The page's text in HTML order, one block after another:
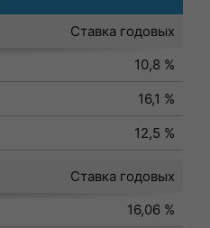
Ставка годовых
10,8 %
16,1 %
12,5 %
Ставка годовых
16,06 %